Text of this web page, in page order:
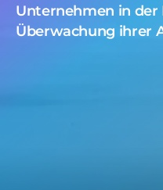
Unternehmen in der
Überwachung ihrer